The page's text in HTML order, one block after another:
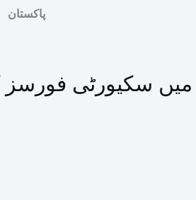
پاکستان
سکیورٹی فورسز کے